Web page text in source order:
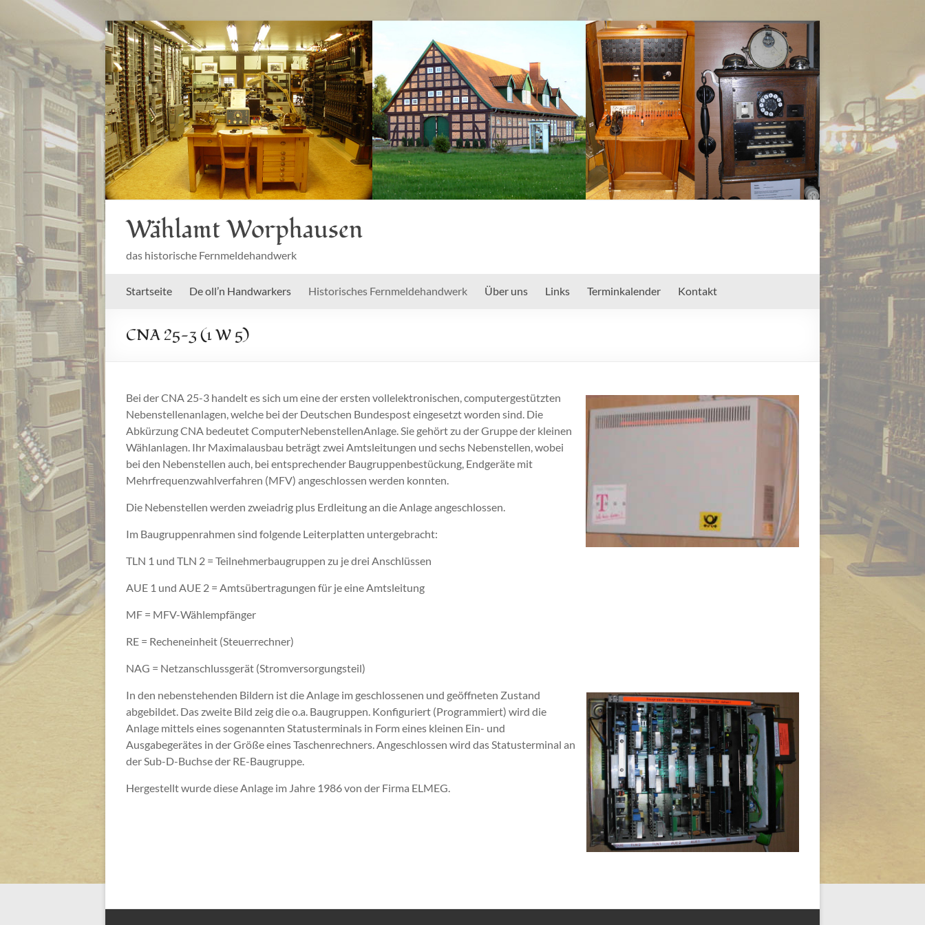
Zum
Inhalt
springen
Wählamt Worphausen
das historische Fernmeldehandwerk
Startseite De oll’n Handwarkers Historisches Fernmeldehandwerk Über uns Links Terminkalender Kontakt
CNA 25-3 (1 W 5)
Bei der CNA 25-3 handelt es sich um eine der ersten vollelektronischen, computergestützten
Nebenstellenanlagen, welche bei der Deutschen Bundespost eingesetzt worden sind. Die
Abkürzung CNA bedeutet ComputerNebenstellenAnlage. Sie gehört zu der Gruppe der kleinen
Wählanlagen. Ihr Maximalausbau beträgt zwei Amtsleitungen und sechs Nebenstellen, wobei
bei den Nebenstellen auch, bei entsprechender Baugruppenbestückung, Endgeräte mit
Mehrfrequenzwahlverfahren (MFV) angeschlossen werden konnten.
Die Nebenstellen werden zweiadrig plus Erdleitung an die Anlage angeschlossen.
Im Baugruppenrahmen sind folgende Leiterplatten untergebracht:
TLN 1 und TLN 2 = Teilnehmerbaugruppen zu je drei Anschlüssen
AUE 1 und AUE 2 = Amtsübertragungen für je eine Amtsleitung
MF = MFV-Wählempfänger
RE = Recheneinheit (Steuerrechner)
NAG = Netzanschlussgerät (Stromversorgungsteil)
In den nebenstehenden Bildern ist die Anlage im geschlossenen und geöffneten Zustand
abgebildet. Das zweite Bild zeig die o.a. Baugruppen. Konfiguriert (Programmiert) wird die
Anlage mittels eines sogenannten Statusterminals in Form eines kleinen Ein- und
Ausgabegerätes in der Größe eines Taschenrechners. Angeschlossen wird das Statusterminal an
der Sub-D-Buchse der RE-Baugruppe.
Hergestellt wurde diese Anlage im Jahre 1986 von der Firma ELMEG.